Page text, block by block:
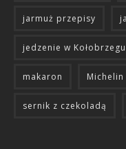
jarmuż przepisy
jedzenie w Kołobrzegu
makaron Michelin
sernik z czekoladą